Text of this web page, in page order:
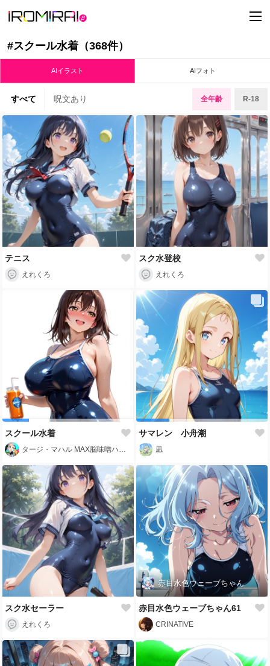
t
o
e
v
i
g
a
t
i
o
n
#スクール水着（368件）
AIイラスト AIフォト
すべて 呪文あり 全年齢 R-18
テニス
えれくろ
スク水登校
えれくろ
スクール水着 サマレン 小舟潮
凪
スク水セーラー
えれくろ
赤目水色ウェーブちゃん
赤目水色ウェーブちゃん61
CRINATIVE